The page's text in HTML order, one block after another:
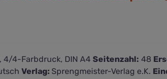
4/4-Farbdruck, DIN A4 Seitenzahl: 48
Verlag: Sprengmeister-Verlag e.K.